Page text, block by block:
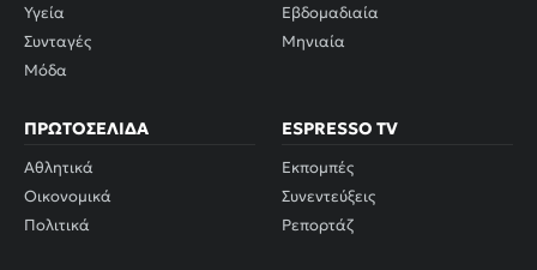
Υγεία
Συνταγές
Μόδα
Εβδομαδιαία
Μηνιαία
ΠΡΩΤΟΣΈΛΙΔΑ
Αθλητικά
Οικονομικά
Πολιτικά
ESPRESSO TV
Εκπομπές
Συνεντεύξεις
Ρεπορτάζ